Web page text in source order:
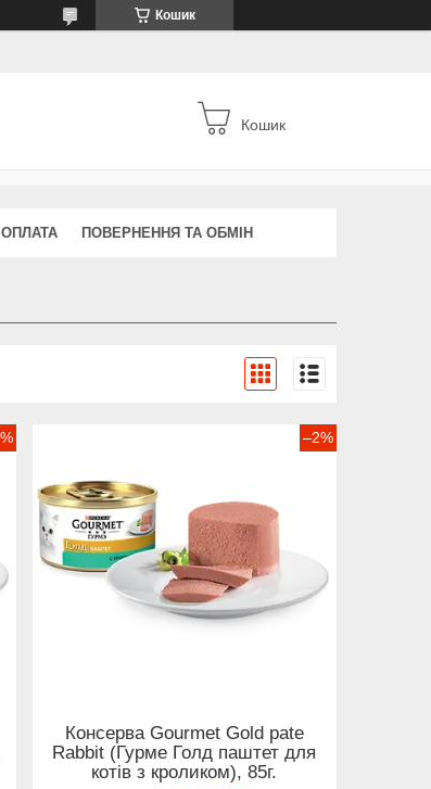
Кошик
Кошик
ПОВЕРНЕННЯ ТА ОБМІН
–2%
Консерва Gourmet Gold pate
Rabbit (Гурме Голд паштет для
котів з кроликом), 85г.